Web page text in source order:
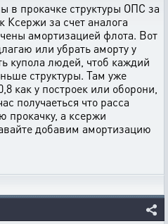
в прокачке структуры ОПС за
Ксержи за счет аналога
амортизацией флота. Вот
или убрать аморту у
купола людей, чтоб каждий
структуры. Там уже
как у построек или оборони,
получаеться что расса
прокачку, а ксержи
добавим амортизацию